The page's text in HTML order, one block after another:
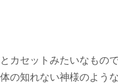
カセットみたいなもので
の知れない神様のよう